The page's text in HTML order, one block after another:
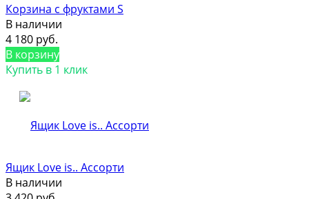
Корзина с фруктами S
В наличии
4 180 руб.
В корзину
Купить в 1 клик
Ящик Love is.. Ассорти
В наличии